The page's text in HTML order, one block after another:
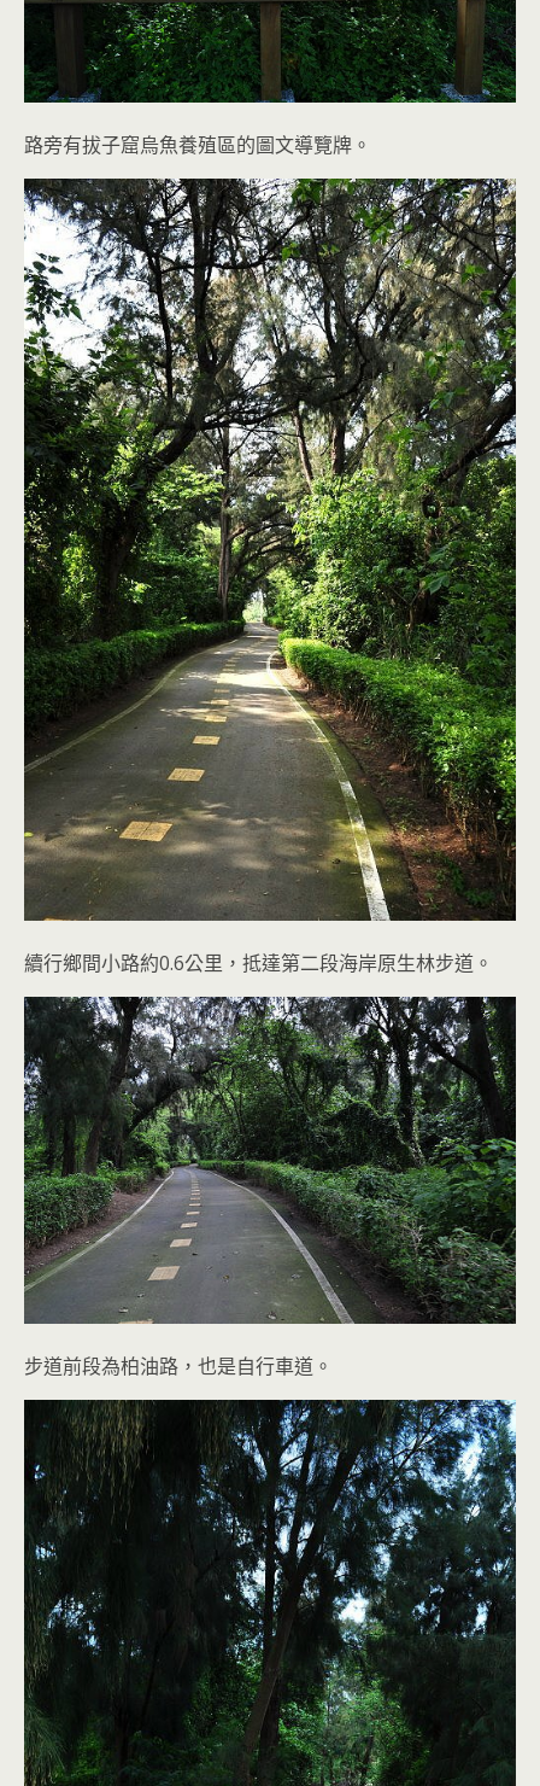
路旁有拔子窟烏魚養殖區的圖文導覽牌。
續行鄉間小路約0.6公里，抵達第二段海岸原生林步道。
步道前段為柏油路，也是自行車道。